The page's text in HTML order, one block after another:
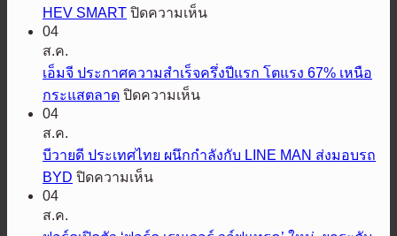
HEV SMART ปิดความเห็นบน
ต้า
และ
04
ส.ค.
เอ็มจี ประกาศความสำเร็จครึ่งปีแรก โตแรง 67% เหนือ
กระแสตลาด ปิดความเห็นบน
ประกาศ
ครึ่ง
04
ส.ค.
บีวายดี ประเทศไทย ผนึกกำลังกับ LINE MAN ส่งมอบรถ
BYD ปิดความเห็นบน
04
ส.ค.